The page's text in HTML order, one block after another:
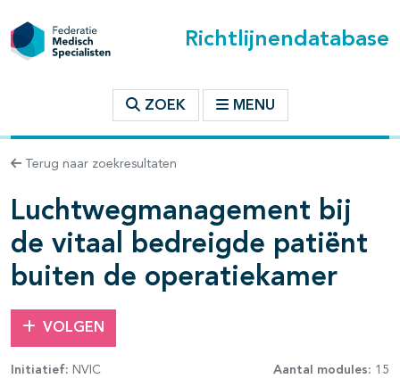
Richtlijnendatabase
ZOEK MENU
Terug naar zoekresultaten
Luchtwegmanagement bij
de vitaal bedreigde patiënt
buiten de operatiekamer
VOLGEN
Initiatief: NVIC Aantal modules: 15
openklappen